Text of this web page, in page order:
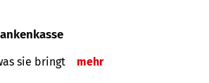
sie bringt mehr